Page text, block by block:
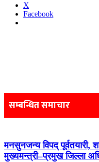
X
Facebook
navigation
सम्बन्धित समाचार
मनसुनजन्य विपद् पूर्वतयारी,
मुख्यमन्त्री–प्रमुख जिल्ला